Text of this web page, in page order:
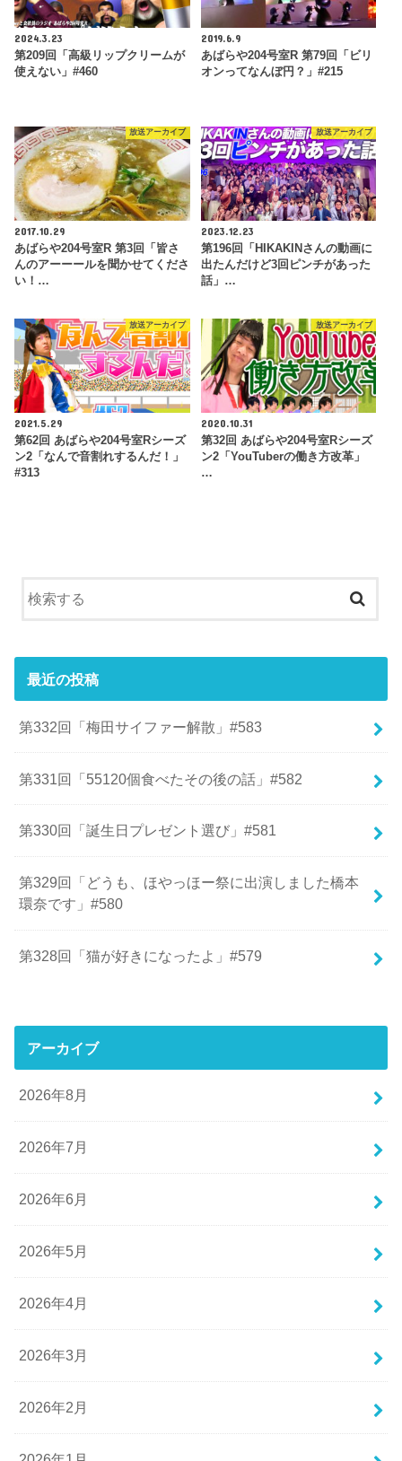
2024.3.23
第209回「高級リップクリームが
使えない」#460
2019.6.9
あばらや204号室R 第79回「ビリ
オンってなんぼ円？」#215
放送アーカイブ
2017.10.29
あばらや204号室R 第3回「皆さ
んのアーーールを聞かせてくださ
い！…
放送アーカイブ
2023.12.23
第196回「HIKAKINさんの動画に
出たんだけど3回ピンチがあった
話」…
放送アーカイブ
2021.5.29
第62回 あばらや204号室Rシーズ
ン2「なんで音割れするんだ！」
#313
放送アーカイブ
2020.10.31
第32回 あばらや204号室Rシーズ
ン2「YouTuberの働き方改革」
…
最近の投稿
第332回「梅田サイファー解散」#583
第331回「55120個食べたその後の話」#582
第330回「誕生日プレゼント選び」#581
第329回「どうも、ほやっほー祭に出演しました橋本
環奈です」#580
第328回「猫が好きになったよ」#579
アーカイブ
2026年8月
2026年7月
2026年6月
2026年5月
2026年4月
2026年3月
2026年2月